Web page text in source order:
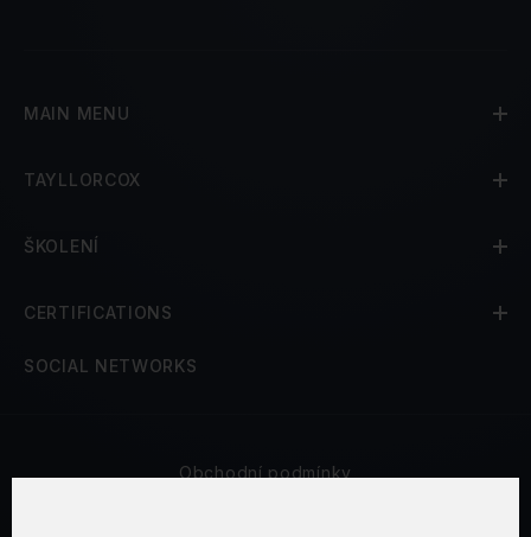
MAIN MENU
TAYLLORCOX
ŠKOLENÍ
CERTIFICATIONS
SOCIAL NETWORKS
Obchodní podmínky